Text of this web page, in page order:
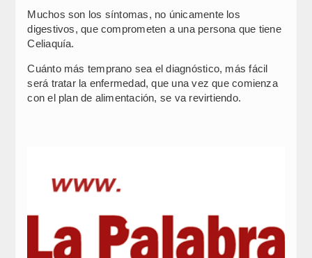
Muchos son los síntomas, no únicamente los
digestivos, que comprometen a una persona que tiene
Celiaquía.
Cuánto más temprano sea el diagnóstico, más fácil
será tratar la enfermedad, que una vez que comienza
con el plan de alimentación, se va revirtiendo.